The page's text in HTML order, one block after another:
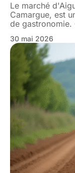
Le marché
Camargue, est
de gastronomie.
30 mai 2026